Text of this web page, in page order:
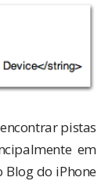
pistas
em
Blog do iPhone